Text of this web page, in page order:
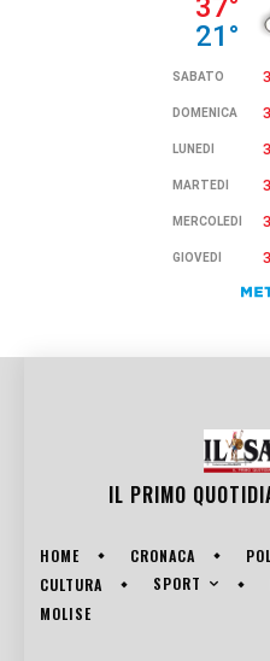
IL PRIMO
HOME CRONACA
CULTURA
SPORT
MOLISE